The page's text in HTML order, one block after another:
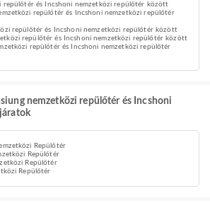
repülőtér és Incshoni nemzetközi repülőtér között
repülőtér és Incshoni nemzetközi repülőtér
repülőtér és Incshoni nemzetközi repülőtér között
repülőtér és Incshoni nemzetközi repülőtér között
repülőtér és Incshoni nemzetközi repülőtér
nemzetközi repülőtér és Incshoni
Repülőtér
Repülőtér
Repülőtér
Repülőtér